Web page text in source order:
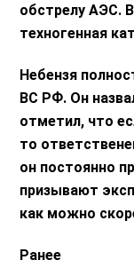
обстрелу АЭС.
техногенная
Небензя
ВС РФ. Он
отметил, что
то
он постоянно
призывают
как можно
Ранее